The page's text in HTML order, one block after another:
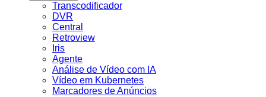
Transcodificador
DVR
Central
Retroview
Iris
Agente
Análise de Vídeo com IA
Vídeo em Kubernetes
Marcadores de Anúncios